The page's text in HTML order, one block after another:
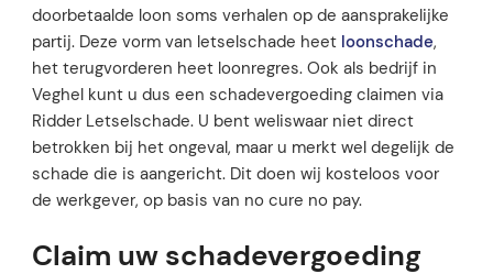
doorbetaalde loon soms verhalen op de aansprakelijke
partij. Deze vorm van letselschade heet loonschade,
het terugvorderen heet loonregres. Ook als bedrijf in
Veghel kunt u dus een schadevergoeding claimen via
Ridder Letselschade. U bent weliswaar niet direct
betrokken bij het ongeval, maar u merkt wel degelijk de
schade die is aangericht. Dit doen wij kosteloos voor
de werkgever, op basis van no cure no pay.
Claim uw schadevergoeding